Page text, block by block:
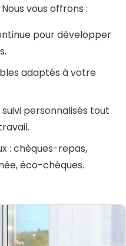
vous offrons :
pour développer
adaptés à votre
personnalisés tout
: chèques-repas,
éco-chèques.